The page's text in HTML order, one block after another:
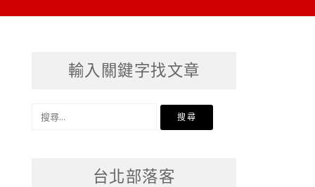
輸入關鍵字找文章
搜
台北部落客